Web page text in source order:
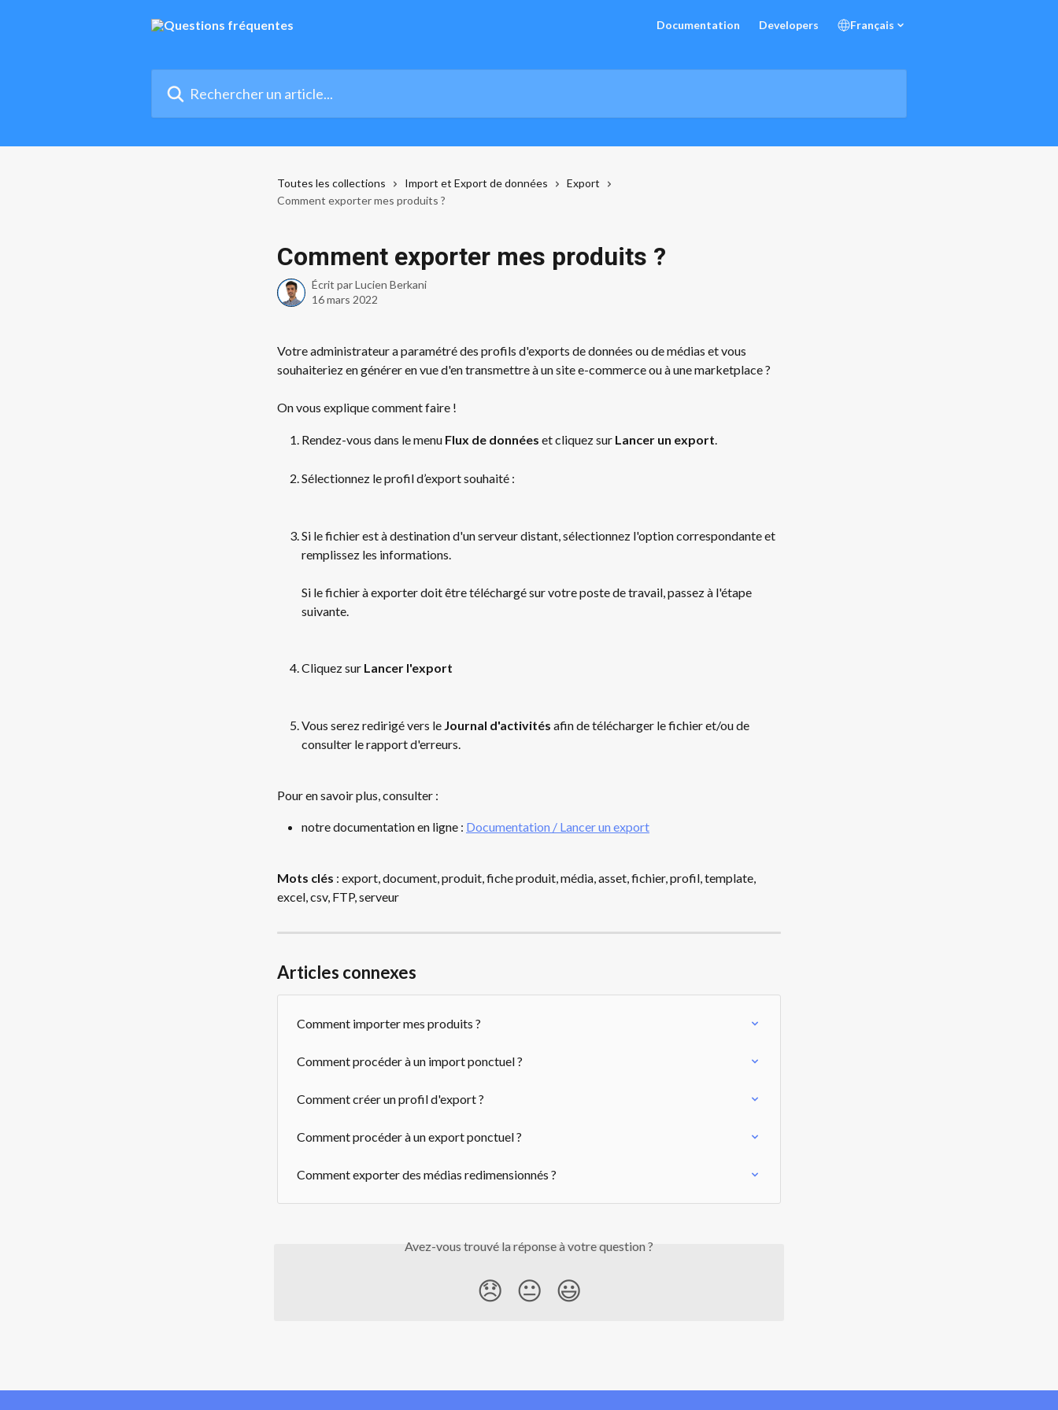
Documentation Developers Français
Toutes les collections Import et Export de données
Export
Comment exporter mes produits ?
Comment exporter mes produits ?
Écrit parLucien Berkani
16 mars 2022
Votre administrateur a paramétré des profils d'exports de données ou de médias et vous
souhaiteriez en générer en vue d'en transmettre à un site e-commerce ou à une marketplace ?
On vous explique comment faire !
Rendez-vous dans le menu Flux de données et cliquez sur Lancer un export.
Sélectionnez le profil d’export souhaité :
Si le fichier est à destination d'un serveur distant, sélectionnez l'option correspondante et
remplissez les informations.
Si le fichier à exporter doit être téléchargé sur votre poste de travail, passez à l'étape
suivante.
Cliquez sur Lancer l'export
Vous serez redirigé vers le Journal d'activités afin de télécharger le fichier et/ou de
consulter le rapport d'erreurs.
Pour en savoir plus, consulter :
notre documentation en ligne : Documentation / Lancer un export
Mots clés : export, document, produit, fiche produit, média, asset, fichier, profil, template,
excel, csv, FTP, serveur
Articles connexes
Comment importer mes produits ?
Comment procéder à un import ponctuel ?
Comment créer un profil d'export ?
Comment procéder à un export ponctuel ?
Comment exporter des médias redimensionnés ?
Avez-vous trouvé la réponse à votre question ?
😞 😐 😃